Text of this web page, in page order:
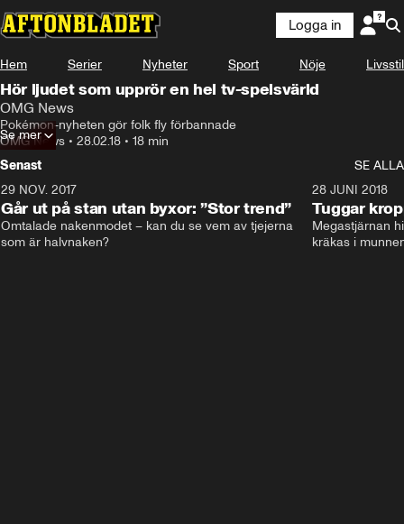
Logga in
Hem Serier Nyheter Sport Nöje Livsstil
Hör ljudet som upprör en hel tv-spelsvärld
OMG News
Pokémon-nyheten gör folk fly förbannade
OMG News • 28.02.18 • 18 min
Se mer
Senast
SE ALLA
29 NOV. 2017
Går ut på stan utan byxor: ”Stor trend”
Omtalade nakenmodet – kan du se vem av tjejerna
som är halvnaken?
28 JUNI 2018
Tuggar
Megastjärnan
kräkas i